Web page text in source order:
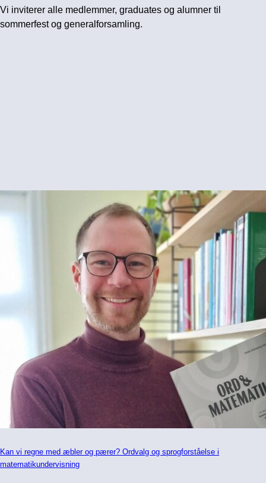
Vi inviterer alle medlemmer, graduates og alumner til
sommerfest og generalforsamling.
Kan vi regne med æbler og pærer? Ordvalg og sprogforståelse i
matematikundervisning